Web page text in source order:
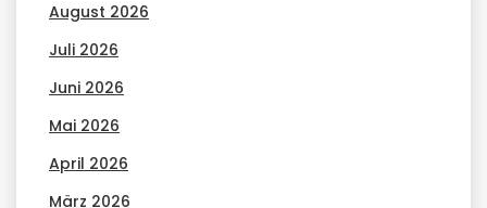
August 2026
Juli 2026
Juni 2026
Mai 2026
April 2026
März 2026